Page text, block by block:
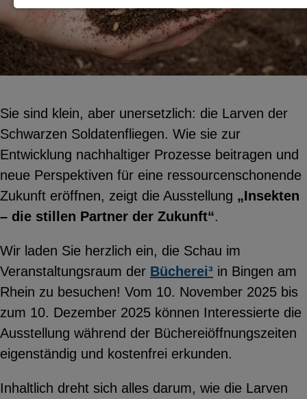
Sie sind klein, aber unersetzlich: die Larven der
Schwarzen Soldatenfliegen. Wie sie zur
Entwicklung nachhaltiger Prozesse beitragen und
neue Perspektiven für eine ressourcenschonende
Zukunft eröffnen, zeigt die Ausstellung „Insekten
– die stillen Partner der Zukunft“.
Wir laden Sie herzlich ein, die Schau im
Veranstaltungsraum der Bücherei³ in Bingen am
Rhein zu besuchen! Vom 10. November 2025 bis
zum 10. Dezember 2025 können Interessierte die
Ausstellung während der Büchereiöffnungszeiten
eigenständig und kostenfrei erkunden.
Inhaltlich dreht sich alles darum, wie die Larven
Notwendige Cookies zur Session-
Verwaltung und für die generelle
Funktionalität der Seite (immer
EXTERNE MEDIEN
Seitenspezifische Erfassung von
Benutzerdaten durch
Drittanbieter, bspw. über das
Einbinden externer Videos,
Standortdaten oder
Stellenanzeigen.
YouTube
ChatBot